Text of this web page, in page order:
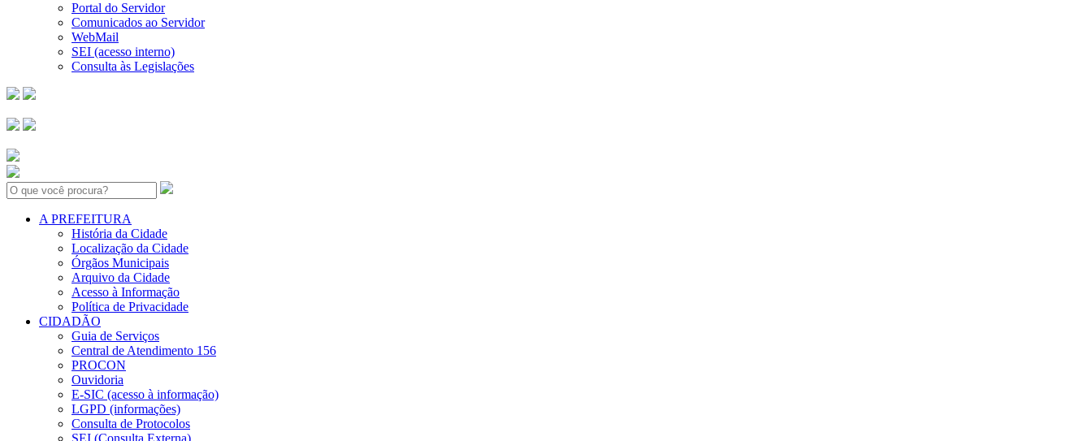
Portal do Servidor
Comunicados ao Servidor
WebMail
SEI (acesso interno)
Consulta às Legislações
Search:
A PREFEITURA
História da Cidade
Localização da Cidade
Órgãos Municipais
Arquivo da Cidade
Acesso à Informação
Política de Privacidade
CIDADÃO
Guia de Serviços
Central de Atendimento 156
PROCON
Ouvidoria
E-SIC (acesso à informação)
LGPD (informações)
Consulta de Protocolos